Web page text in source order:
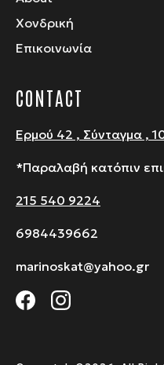
Χονδρική
Επικοινωνία
CONTACT
Ερμού 42 , Σύνταγμα ,
*Παραλαβή κατόπιν
215 540 9224
6984439662
marinoskat@yahoo.gr